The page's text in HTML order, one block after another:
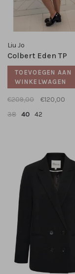
Liu Jo
Colbert Eden TP
TOEVOEGEN AAN
WINKELWAGEN
€209,00
€120,00
38 40 42